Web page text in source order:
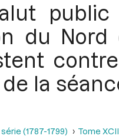
du
la
(1787-1799)
Tome